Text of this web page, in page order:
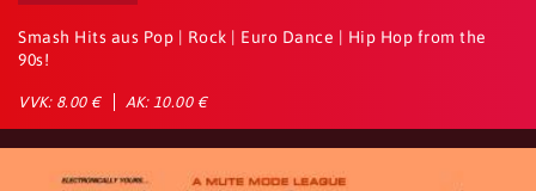
Smash Hits aus Pop | Rock | Euro Dance | Hip Hop from the
90s!
VVK: 8.00 € AK: 10.00 €